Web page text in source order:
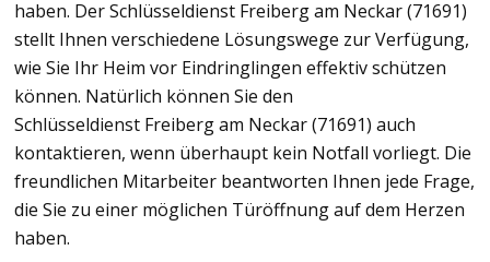
haben. Der Schlüsseldienst Freiberg am Neckar (71691)
stellt Ihnen verschiedene Lösungswege zur Verfügung,
wie Sie Ihr Heim vor Eindringlingen effektiv schützen
können. Natürlich können Sie den
Schlüsseldienst Freiberg am Neckar (71691) auch
kontaktieren, wenn überhaupt kein Notfall vorliegt. Die
freundlichen Mitarbeiter beantworten Ihnen jede Frage,
die Sie zu einer möglichen Türöffnung auf dem Herzen
haben.